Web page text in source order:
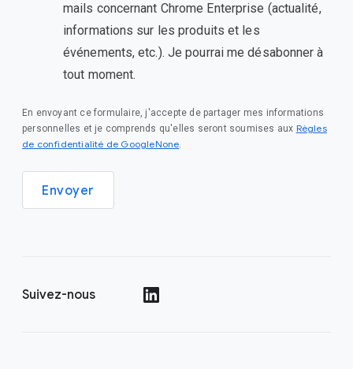
mails concernant Chrome Enterprise (actualité,
informations sur les produits et les
événements, etc.). Je pourrai me désabonner à
tout moment.
En envoyant ce formulaire, j'accepte de partager mes informations
personnelles et je comprends qu'elles seront soumises aux Règles
de confidentialité de GoogleNone.
Envoyer
Suivez-nous